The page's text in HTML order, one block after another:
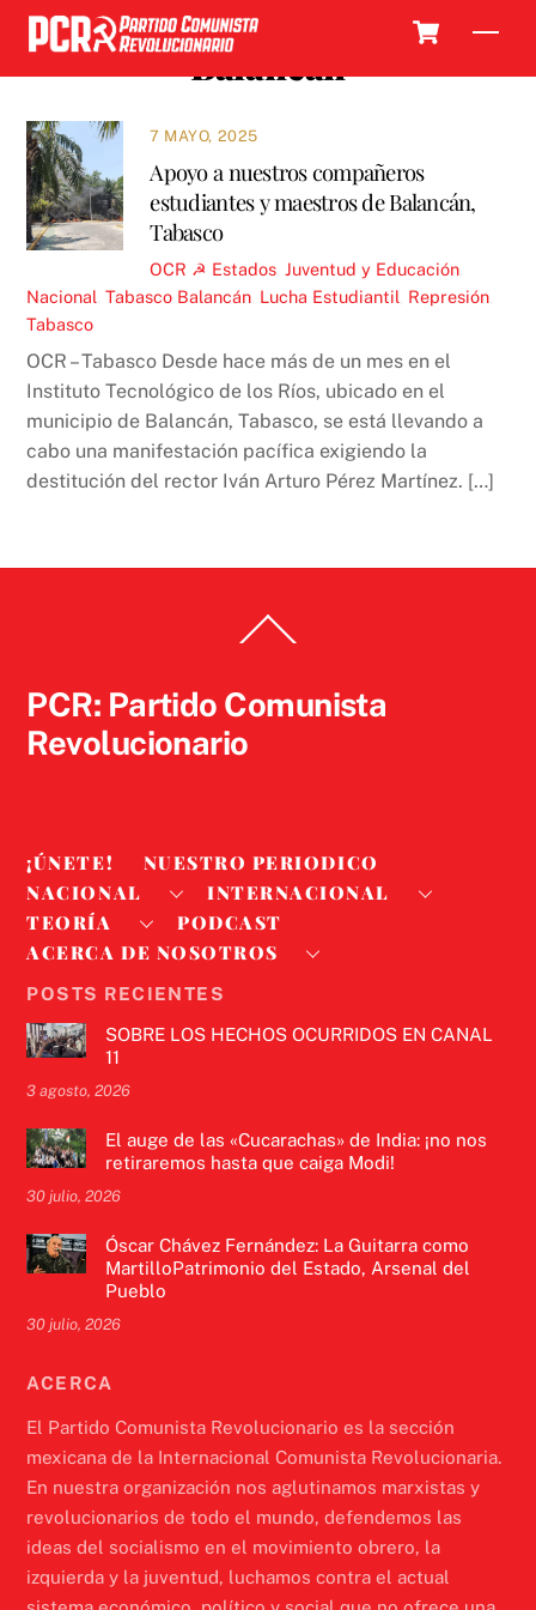
Skip
content
Balancán
7 MAYO, 2025
Apoyo a nuestros compañeros
estudiantes y maestros de Balancán,
Tabasco
OCR ☭ Estados ,Juventud y Educación
Nacional ,Tabasco Balancán Lucha Estudiantil Represión
Tabasco
OCR – Tabasco Desde hace más de un mes en el
Instituto Tecnológico de los Ríos, ubicado en el
municipio de Balancán, Tabasco, se está llevando a
cabo una manifestación pacífica exigiendo la
destitución del rector Iván Arturo Pérez Martínez. […]
To
PCR: Partido Comunista
Revolucionario
¡ÚNETE!
NUESTRO PERIODICO
NACIONAL
INTERNACIONAL
TEORÍA
PODCAST
ACERCA DE NOSOTROS
POSTS RECIENTES
SOBRE LOS HECHOS OCURRIDOS EN CANAL
11
3 agosto, 2026
El auge de las «Cucarachas» de India: ¡no nos
retiraremos hasta que caiga Modi!
30 julio, 2026
Óscar Chávez Fernández: La Guitarra como
MartilloPatrimonio del Estado, Arsenal del
Pueblo
30 julio, 2026
ACERCA
El Partido Comunista Revolucionario es la sección
mexicana de la Internacional Comunista Revolucionaria.
En nuestra organización nos aglutinamos marxistas y
revolucionarios de todo el mundo, defendemos las
ideas del socialismo en el movimiento obrero, la
izquierda y la juventud, luchamos contra el actual